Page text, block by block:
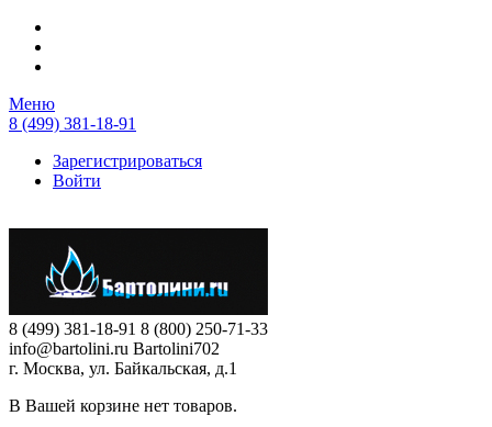
Перейти к основному содержанию
Меню
8 (499) 381-18-91
Зарегистрироваться
Войти
8 (499) 381-18-91 8 (800) 250-71-33
info@bartolini.ru Bartolini702
г. Москва, ул. Байкальская, д.1
В Вашей корзине нет товаров.